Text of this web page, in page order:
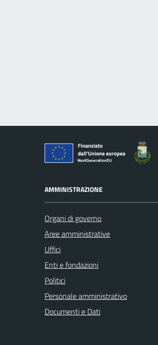
AMMINISTRAZIONE
Organi di governo
Aree amministrative
Uffici
Enti e fondazioni
Politici
Personale amministrativo
Documenti e Dati